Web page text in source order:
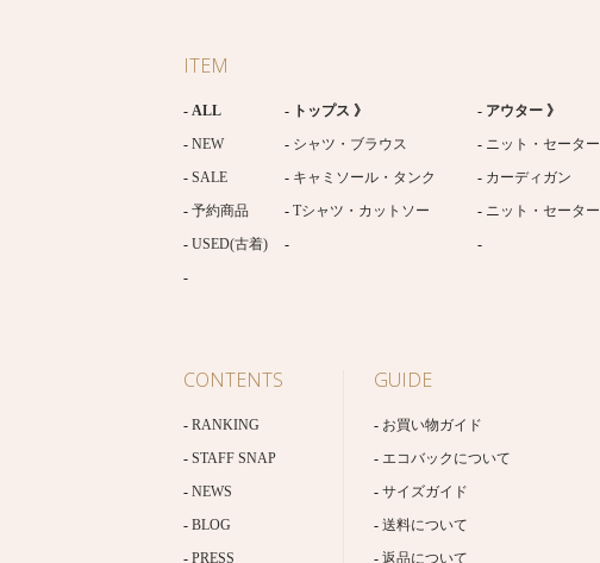
ITEM
ALL トップス 》 アウター 》
NEW
シャツ・ブラウス ニット・セーター
SALE
キャミソール・タンク カーディガン
予約商品
Tシャツ・カットソー ニット・セーター
USED(古着)
CONTENTS
RANKING
STAFF SNAP
NEWS
BLOG
PRESS
GUIDE
お買い物ガイド
エコバックについて
サイズガイド
送料について
返品について